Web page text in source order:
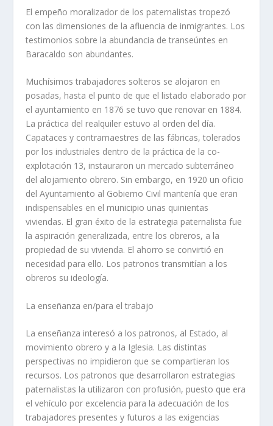
El empeño moralizador de los paternalistas tropezó
con las dimensiones de la afluencia de inmigrantes. Los
testimonios sobre la abundancia de transeúntes en
Baracaldo son abundantes.
Muchí­simos trabajadores solteros se alojaron en
posadas, hasta el punto de que el listado elaborado por
el ayuntamiento en 1876 se tuvo que renovar en 1884.
La práctica del realquiler estuvo al orden del dí­a.
Capataces y contramaestres de las fábricas, tolerados
por los industriales dentro de la práctica de la co-
explotación 13, instauraron un mercado subterráneo
del alojamiento obrero. Sin embargo, en 1920 un oficio
del Ayuntamiento al Gobierno Civil mantení­a que eran
indispensables en el municipio unas quinientas
viviendas. El gran éxito de la estrategia paternalista fue
la aspiración generalizada, entre los obreros, a la
propiedad de su vivienda. El ahorro se convirtió en
necesidad para ello. Los patronos transmití­an a los
obreros su ideologí­a.
La enseñanza en/para el trabajo
La enseñanza interesó a los patronos, al Estado, al
movimiento obrero y a la Iglesia. Las distintas
perspectivas no impidieron que se compartieran los
recursos. Los patronos que desarrollaron estrategias
paternalistas la utilizaron con profusión, puesto que era
el vehí­culo por excelencia para la adecuación de los
trabajadores presentes y futuros a las exigencias